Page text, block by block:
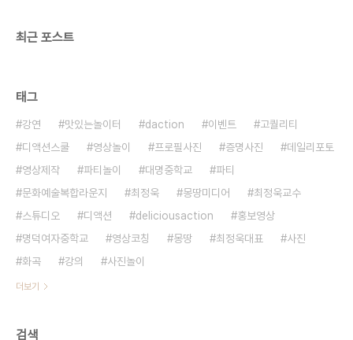
최근 포스트
태그
강연 맛있는놀이터 daction 이벤트
고퀄리티
디액션스쿨
영상놀이 프로필사진 증명사진
데일리포토
영상제작
파티놀이 대명중학교
파티
문화예술복합라운지
최정욱 몽땅미디어
최정욱교수
스튜디오
디액션 deliciousaction
홍보영상
명덕여자중학교
영상코칭 몽땅 최정욱대표
사진
화곡
강의 사진놀이
더보기
검색